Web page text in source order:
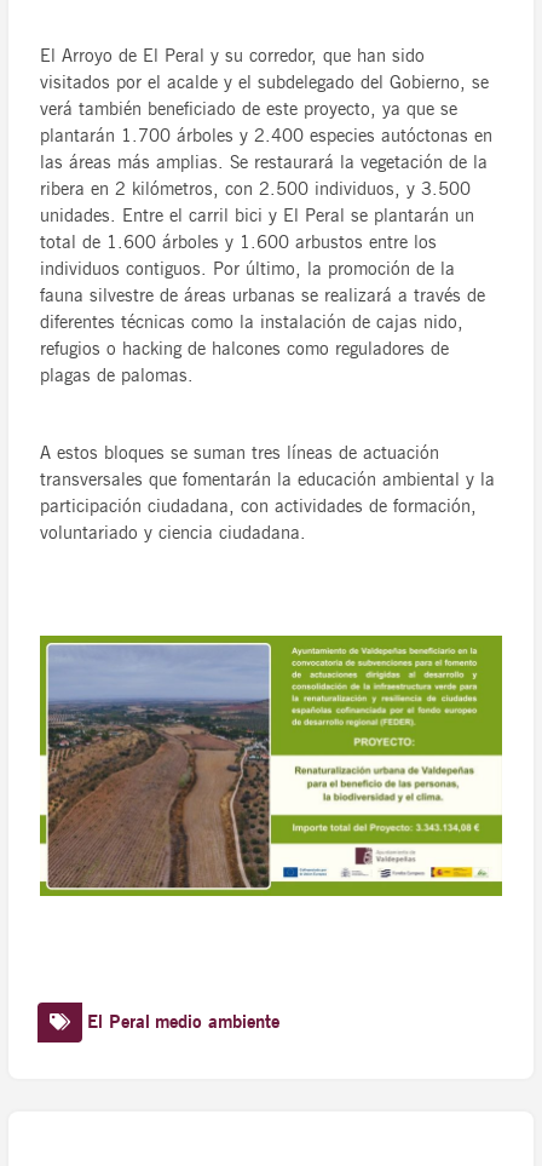
El Arroyo de El Peral y su corredor, que han sido
visitados por el acalde y el subdelegado del Gobierno, se
verá también beneficiado de este proyecto, ya que se
plantarán 1.700 árboles y 2.400 especies autóctonas en
las áreas más amplias. Se restaurará la vegetación de la
ribera en 2 kilómetros, con 2.500 individuos, y 3.500
unidades. Entre el carril bici y El Peral se plantarán un
total de 1.600 árboles y 1.600 arbustos entre los
individuos contiguos. Por último, la promoción de la
fauna silvestre de áreas urbanas se realizará a través de
diferentes técnicas como la instalación de cajas nido,
refugios o hacking de halcones como reguladores de
plagas de palomas.
A estos bloques se suman tres líneas de actuación
transversales que fomentarán la educación ambiental y la
participación ciudadana, con actividades de formación,
voluntariado y ciencia ciudadana.
El Peral medio ambiente